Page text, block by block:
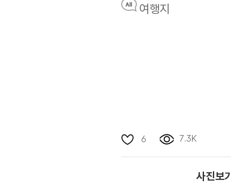
여행지
6 7.3K
사진보기